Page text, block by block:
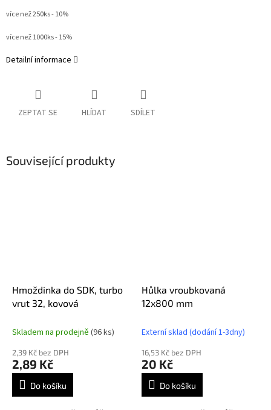
více než 250ks - 10%
více než 1000ks - 15%
Detailní informace
ZEPTAT SE HLÍDAT SDÍLET
Související produkty
Hmoždinka do SDK, turbo
vrut 32, kovová
Skladem na prodejně (96 ks)
2,39 Kč bez DPH
2,89 Kč
Do košíku
Hůlka vroubkovaná
12x800 mm
Externí sklad (dodání 1-3dny)
16,53 Kč bez DPH
20 Kč
Do košíku